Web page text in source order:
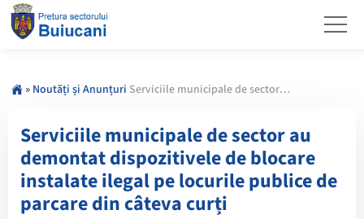
» Noutăți și Anunțuri Serviciile municipale de sector au demontat dispozitivele de blocare instalate ilegal pe locurile publice de parcare din câteva curți
Serviciile municipale de sector au
demontat dispozitivele de blocare
instalate ilegal pe locurile publice de
parcare din câteva curți